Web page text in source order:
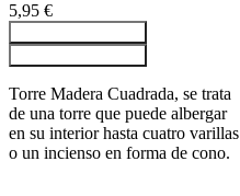
5,95 €
Torre Madera Cuadrada, se trata
de una torre que puede albergar
en su interior hasta cuatro varillas
o un incienso en forma de cono.